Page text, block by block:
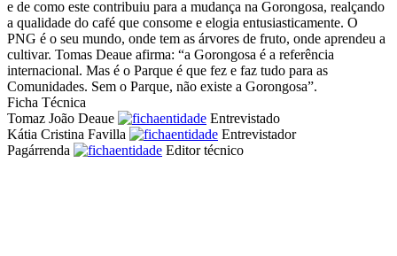
e de como este contribuiu para a mudança na Gorongosa, realçando
a qualidade do café que consome e elogia entusiasticamente. O
PNG é o seu mundo, onde tem as árvores de fruto, onde aprendeu a
cultivar. Tomas Deaue afirma: “a Gorongosa é a referência
internacional. Mas é o Parque é que fez e faz tudo para as
Comunidades. Sem o Parque, não existe a Gorongosa”.
Ficha Técnica
Tomaz João Deaue
Entrevistado
Kátia Cristina Favilla
Entrevistador
Pagárrenda
Editor técnico